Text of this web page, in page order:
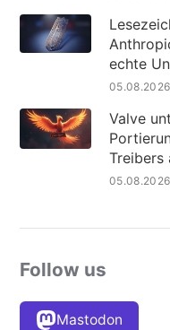
echte
05.08.2026
Valve
Treibers
05.08.2026
Follow us
Mastodon